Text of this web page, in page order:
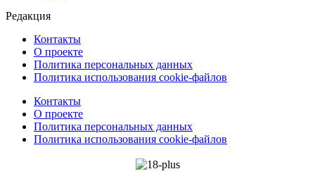
Редакция
Контакты
О проекте
Политика персональных данных
Политика использования cookie-файлов
Контакты
О проекте
Политика персональных данных
Политика использования cookie-файлов